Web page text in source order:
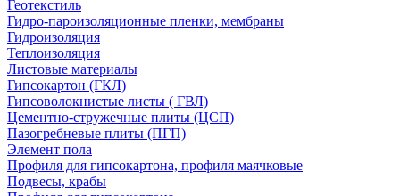
Геотекстиль
Гидро-пароизоляционные пленки, мембраны
Гидроизоляция
Теплоизоляция
Листовые материалы
Гипсокартон (ГКЛ)
Гипсоволокнистые листы ( ГВЛ)
Цементно-стружечные плиты (ЦСП)
Пазогребневые плиты (ПГП)
Элемент пола
Профиля для гипсокартона, профиля маячковые
Подвесы, крабы